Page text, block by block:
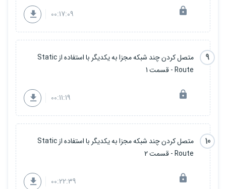
00:17:09
9
متصل کردن چند شبکه مجزا به یکدیگر با استفاده از Static
Route - قسمت 1
00:11:19
10
متصل کردن چند شبکه مجزا به یکدیگر با استفاده از Static
Route - قسمت 2
00:22:39